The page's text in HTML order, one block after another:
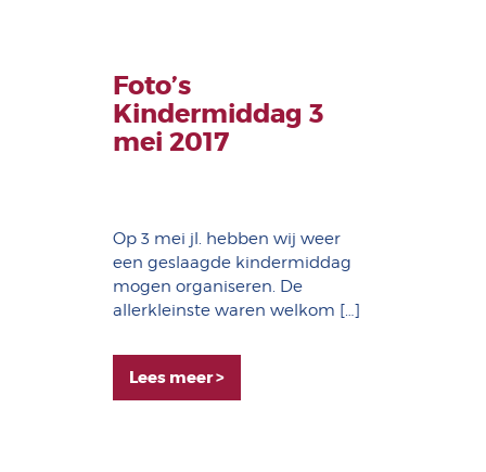
Foto’s
Kindermiddag 3
mei 2017
Op 3 mei jl. hebben wij weer
een geslaagde kindermiddag
mogen organiseren. De
allerkleinste waren welkom […]
Lees meer >